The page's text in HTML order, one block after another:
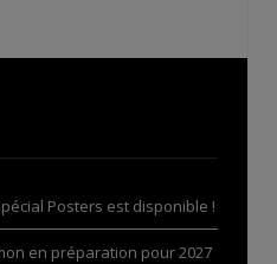
Posters est disponible !
en préparation pour 2027